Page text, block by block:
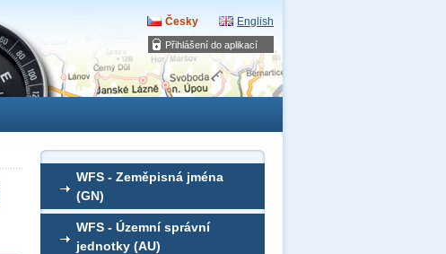
Přihlášení do aplikací
Česky English
WFS - Zeměpisná jména
(GN)
WFS - Územní správní
jednotky (AU)